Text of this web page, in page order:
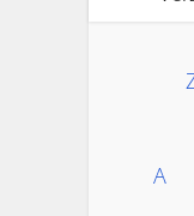
A